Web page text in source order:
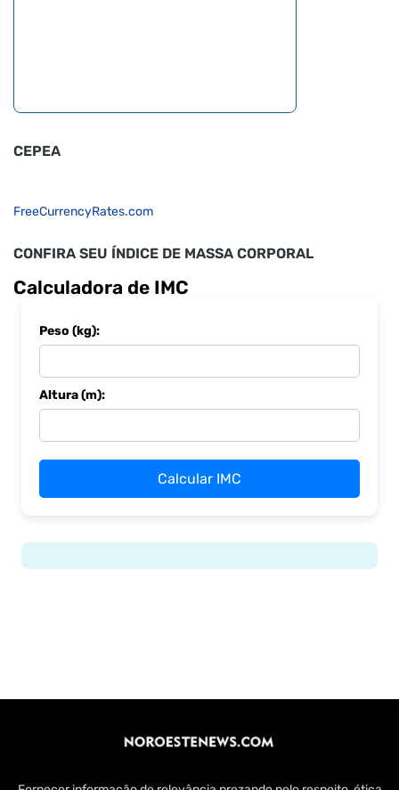
CEPEA
FreeCurrencyRates.com
CONFIRA SEU ÍNDICE DE MASSA CORPORAL
Calculadora de IMC
Peso (kg):
Altura (m):
Calcular IMC